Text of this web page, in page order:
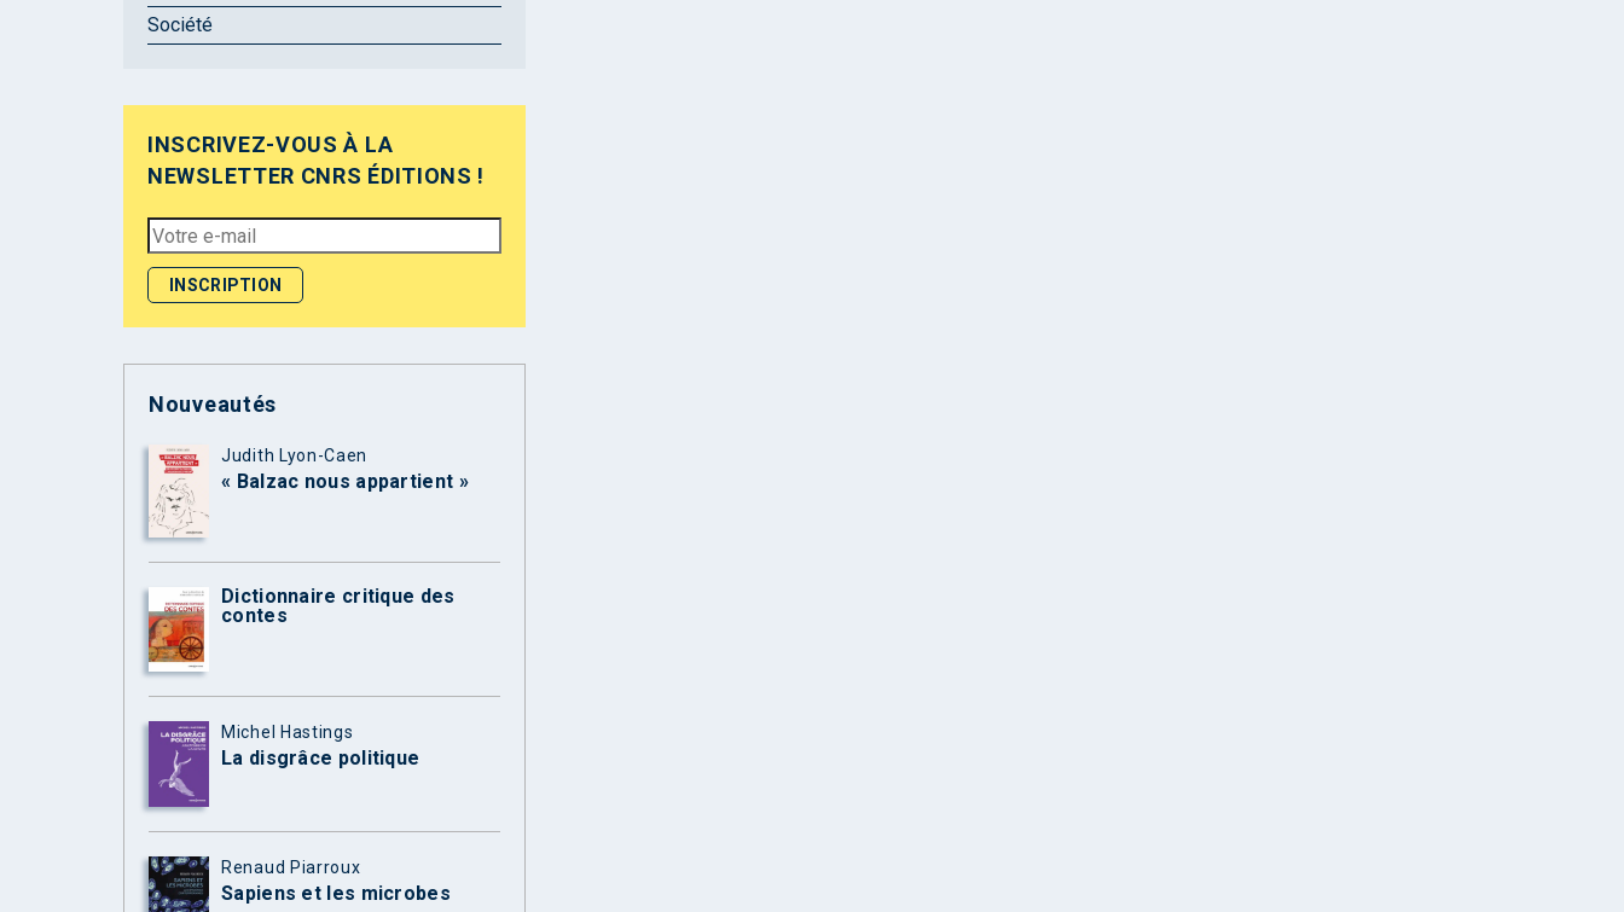
Société
INSCRIVEZ-VOUS À LA
NEWSLETTER CNRS ÉDITIONS !
Nouveautés
Judith Lyon-Caen
« Balzac nous appartient »
Dictionnaire critique des
contes
Michel Hastings
La disgrâce politique
Renaud Piarroux
Sapiens et les microbes